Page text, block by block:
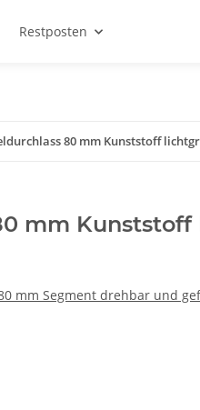
Restposten
80 mm Kunststoff
mm
mm Segment drehbar und